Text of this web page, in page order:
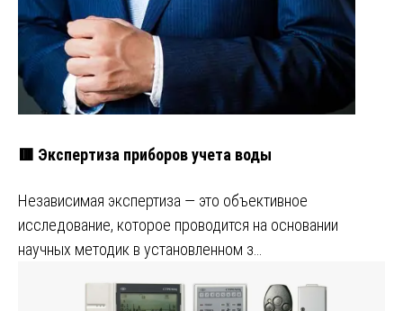
🟥 Экспертиза приборов учета воды
Независимая экспертиза ― это объективное
исследование, которое проводится на основании
научных методик в установленном з…